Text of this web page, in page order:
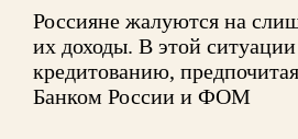
Россияне жалуются на
их доходы. В этой
кредитованию,
Банком России и ФОМ